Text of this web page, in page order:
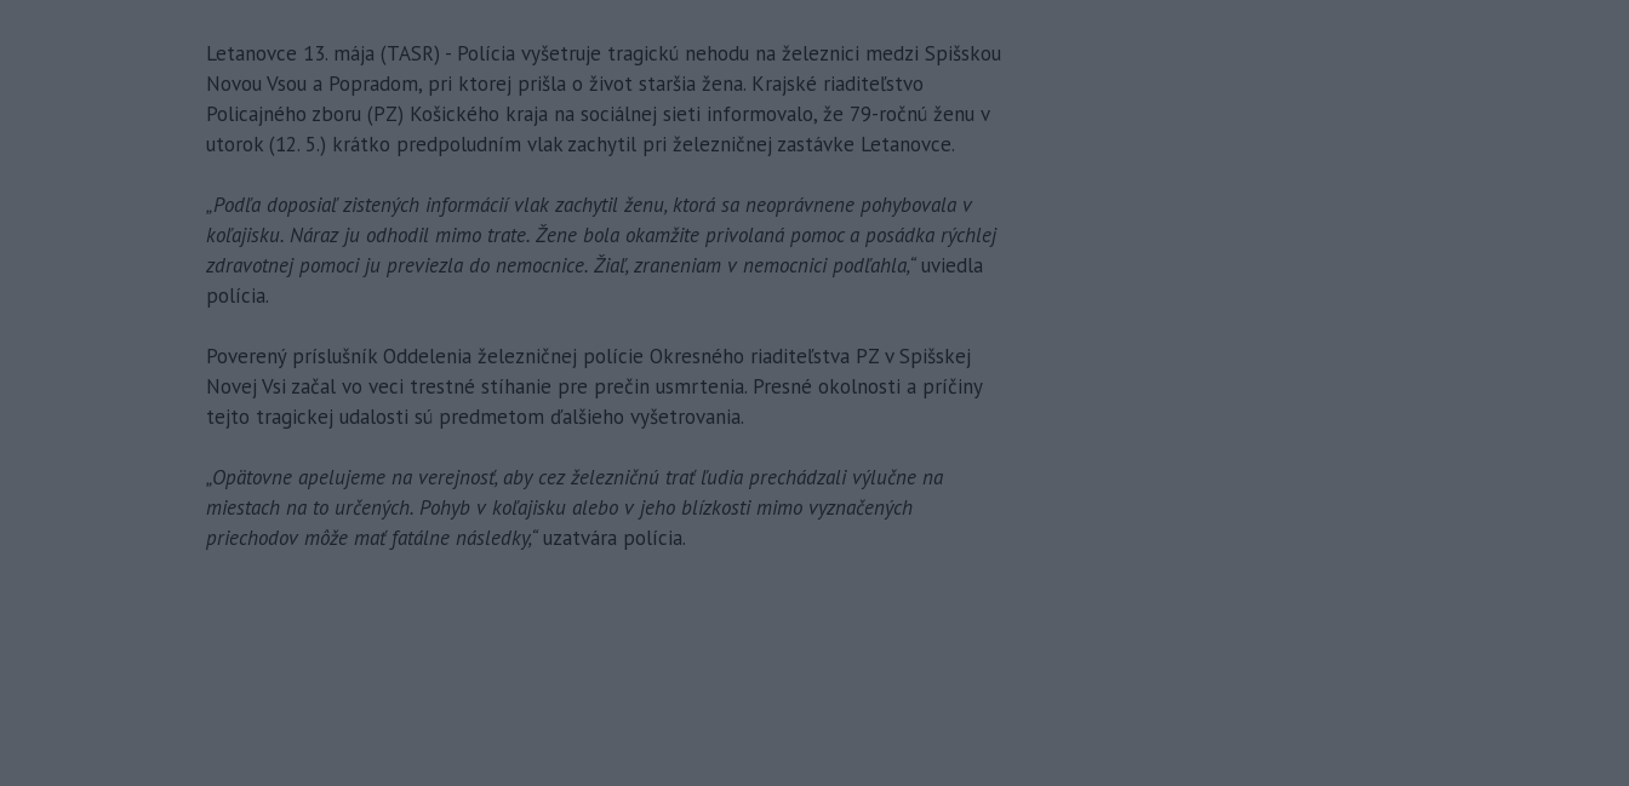
Letanovce 13. mája (TASR) - Polícia vyšetruje tragickú nehodu na železnici medzi Spišskou
Novou Vsou a Popradom, pri ktorej prišla o život staršia žena. Krajské riaditeľstvo
Policajného zboru (PZ) Košického kraja na sociálnej sieti informovalo, že 79-ročnú ženu v
utorok (12. 5.) krátko predpoludním vlak zachytil pri železničnej zastávke Letanovce.
„Podľa doposiaľ zistených informácií vlak zachytil ženu, ktorá sa neoprávnene pohybovala v
koľajisku. Náraz ju odhodil mimo trate. Žene bola okamžite privolaná pomoc a posádka rýchlej
zdravotnej pomoci ju previezla do nemocnice. Žiaľ, zraneniam v nemocnici podľahla,“ uviedla
polícia.
Poverený príslušník Oddelenia železničnej polície Okresného riaditeľstva PZ v Spišskej
Novej Vsi začal vo veci trestné stíhanie pre prečin usmrtenia. Presné okolnosti a príčiny
tejto tragickej udalosti sú predmetom ďalšieho vyšetrovania.
„Opätovne apelujeme na verejnosť, aby cez železničnú trať ľudia prechádzali výlučne na
miestach na to určených. Pohyb v koľajisku alebo v jeho blízkosti mimo vyznačených
priechodov môže mať fatálne následky,“ uzatvára polícia.